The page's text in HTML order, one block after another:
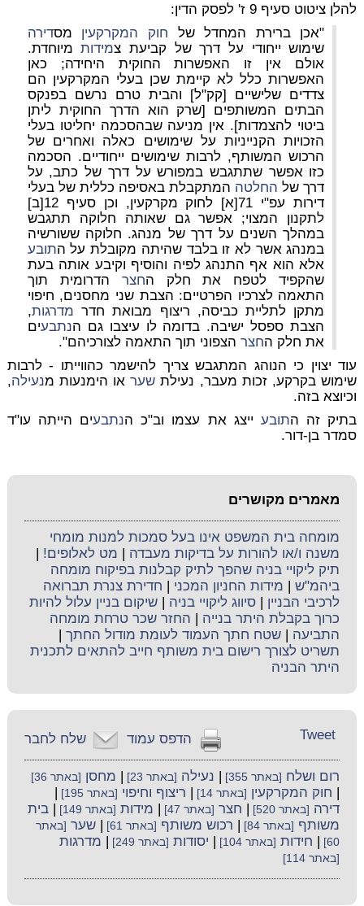
להלן ציטוט סעיף 9 ז' לפסק הדין:
"אכן ברירת המחדל של חוק המקרקעין מסדירה
שימוש ייחודי על דרך של קביעת צמידותמיוחדת.
אולם אין זו האפשרות החוקית היחידה; כאן
האפשרות כלל לא קיימת שכן בעלי המקרקעין הם
צדדים שלישיים [קק"ל] והבית טרם נרשם בפנקס
הבתים המשותפים [שרק הוא הדרך החוקית ליתן
ביטוי להצמדות]. אין מניעה שבהסכמה יחליטו בעלי
הזכויות הקנייניות על שימושים כאלה ואחרים של
הרכוש המשותף, לרבות שימושים ייחודיים. הסכמה
כזו אפשר שתתגבש במפורש על דרך של כתב, על
דרך של החלטה המתקבלת באסיפה כללית של בעלי
דירות עפ"י 71[א] לחוק מקרקעין, וכן סעיף 12[ב]
לתקנון המצוי; אפשר גם שאותה חלוקה תתגבש
במהלך השנים על דרך של מנהג. חלוקה ששורשיה
במנהג אשר לא זו בלבד שהיתה מקובלת על התובע
אלא הוא אף התנהג לפיה והוסיף וקיבע אותה בעת
שהקפיד לטפח את חלק החצר הדרומית תוך
התאמה לצרכיו הפרטיים: הצבת שני מחסנים, חיפוי
מתקן לתליית כביסה, ריצוף מבואת חדר מדרגות,
הצבת ספסל ישיבה. בדומה לו עיצבו גם הנתבעים
את חלק החצרהצפוני תוך התאמה לצורכיהם".
עוד יצוין כי הנוהג המתגבש צריך להישמר כהווייתו - לרבות
שימוש בקרקע, זכות מעבר, נעילת שעראו הימנעות מנעילה,
וכיוצא בזה.
בתיק זה התובע ייצג את עצמו וב"כ הנתבעים הייתה עו"ד
סמדר בן-דור.
מאמרים מקושרים
מומחה בית המשפט אינו בעל סמכות למנות מומחי
משנה ו/או להורות על בדיקות מעבדה
מט לאלופים!
תיק ליקויי בניה שהפך לתיק קבלנות בפיקוח מומחה
ביהמ"ש
מידות החניון המכני
חדירת צנרת תברואה
לרכיבי הבניין |סיווג ליקויי בניה |שיקום בניין עלול להיות
כרוך בקבלת היתר בנייה
החזר שכר טרחת מומחה
התביעה |שטח חתך העמוד לעומת מודול החתך
תשריט לצורך רישום בית משותף חייב להתאים לתכנית
היתר הבניה
שלח לחבר הדפס עמוד Tweet
רום ושלח [באתר 355] נעילה [באתר 23] מחסן [באתר 36]
חוק המקרקעין [באתר 14] ריצוף וחיפוי [באתר 195]
דירה [באתר 520] חצר [באתר 47] מידות [באתר 149] |בית
משותף [באתר 84] רכוש משותף [באתר 61] |שער [באתר
60]
חידות [באתר 104] יסודות [באתר 249] מדרגות
[באתר 114]